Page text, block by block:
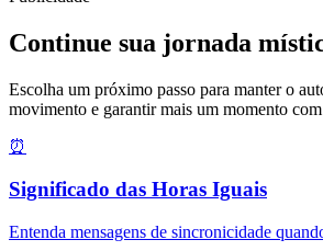
Continue sua jornada
Escolha um próximo passo para manter o
movimento e garantir mais um momento
⏰
Significado das Horas Iguais
Entenda mensagens de sincronicidade